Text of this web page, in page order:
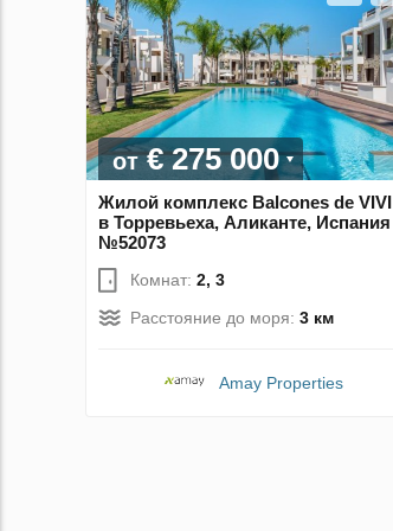
от€ 275 000
Жилой комплекс Balcones de VIVI
в Торревьеха, Аликанте, Испания
№52073
Комнат: 2, 3
Расстояние до моря: 3 км
Amay Properties